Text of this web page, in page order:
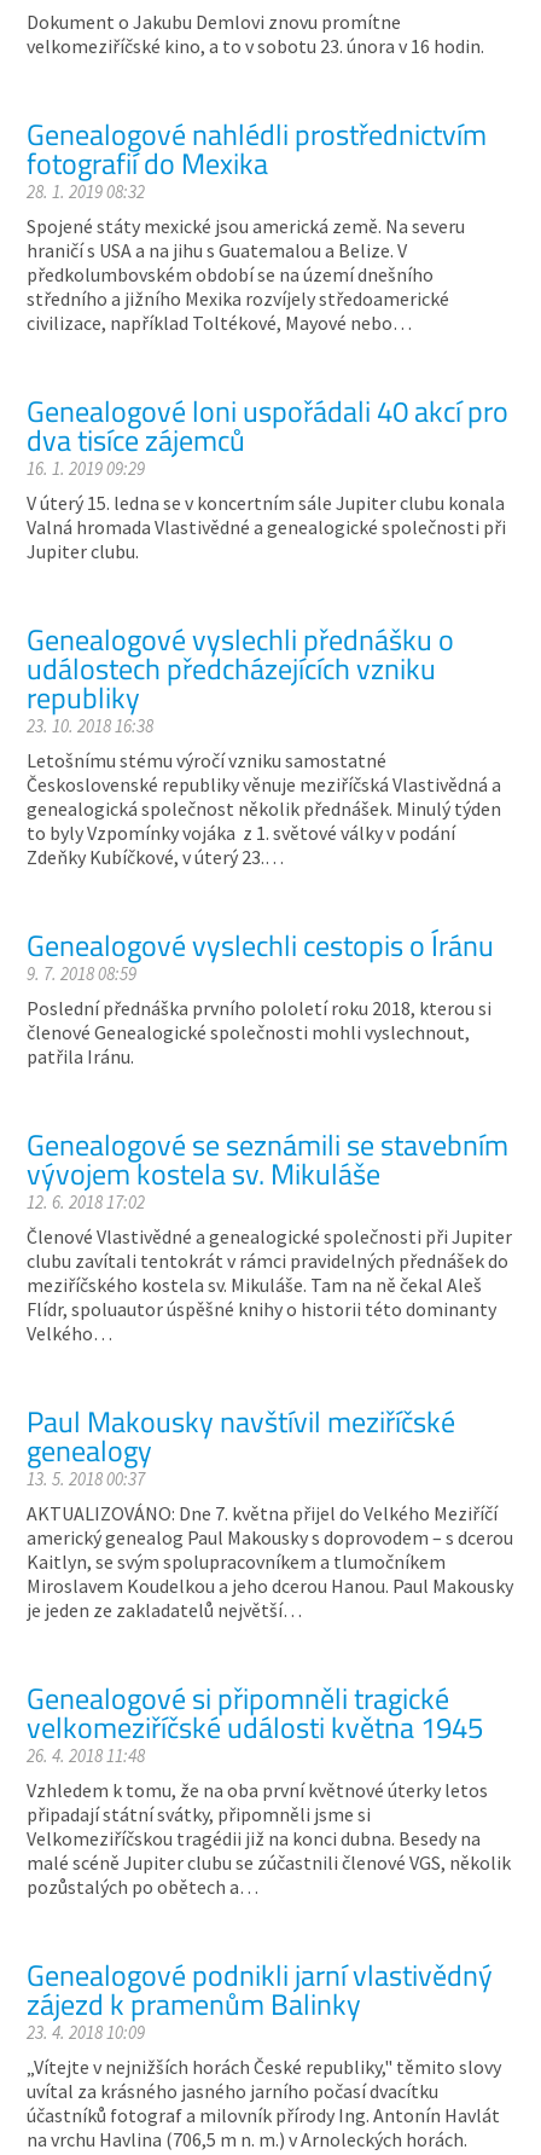
Dokument o Jakubu Demlovi znovu promítne
velkomeziříčské kino, a to v sobotu 23. února v 16 hodin.
Genealogové nahlédli prostřednictvím
fotografií do Mexika
28. 1. 2019 08:32
Spojené státy mexické jsou americká země. Na severu
hraničí s USA a na jihu s Guatemalou a Belize. V
předkolumbovském období se na území dnešního
středního a jižního Mexika rozvíjely středoamerické
civilizace, například Toltékové, Mayové nebo…
Genealogové loni uspořádali 40 akcí pro
dva tisíce zájemců
16. 1. 2019 09:29
V úterý 15. ledna se v koncertním sále Jupiter clubu konala
Valná hromada Vlastivědné a genealogické společnosti při
Jupiter clubu.
Genealogové vyslechli přednášku o
událostech předcházejících vzniku
republiky
23. 10. 2018 16:38
Letošnímu stému výročí vzniku samostatné
Československé republiky věnuje meziříčská Vlastivědná a
genealogická společnost několik přednášek. Minulý týden
to byly Vzpomínky vojáka z 1. světové války v podání
Zdeňky Kubíčkové, v úterý 23.…
Genealogové vyslechli cestopis o Íránu
9. 7. 2018 08:59
Poslední přednáška prvního pololetí roku 2018, kterou si
členové Genealogické společnosti mohli vyslechnout,
patřila Iránu.
Genealogové se seznámili se stavebním
vývojem kostela sv. Mikuláše
12. 6. 2018 17:02
Členové Vlastivědné a genealogické společnosti při Jupiter
clubu zavítali tentokrát v rámci pravidelných přednášek do
meziříčského kostela sv. Mikuláše. Tam na ně čekal Aleš
Flídr, spoluautor úspěšné knihy o historii této dominanty
Velkého…
Paul Makousky navštívil meziříčské
genealogy
13. 5. 2018 00:37
AKTUALIZOVÁNO: Dne 7. května přijel do Velkého Meziříčí
americký genealog Paul Makousky s doprovodem – s dcerou
Kaitlyn, se svým spolupracovníkem a tlumočníkem
Miroslavem Koudelkou a jeho dcerou Hanou. Paul Makousky
je jeden ze zakladatelů největší…
Genealogové si připomněli tragické
velkomeziříčské události května 1945
26. 4. 2018 11:48
Vzhledem k tomu, že na oba první květnové úterky letos
připadají státní svátky, připomněli jsme si
Velkomeziříčskou tragédii již na konci dubna. Besedy na
malé scéně Jupiter clubu se zúčastnili členové VGS, několik
pozůstalých po obětech a…
Genealogové podnikli jarní vlastivědný
zájezd k pramenům Balinky
23. 4. 2018 10:09
„Vítejte v nejnižších horách České republiky," těmito slovy
uvítal za krásného jasného jarního počasí dvacítku
účastníků fotograf a milovník přírody Ing. Antonín Havlát
na vrchu Havlina (706,5 m n. m.) v Arnoleckých horách.